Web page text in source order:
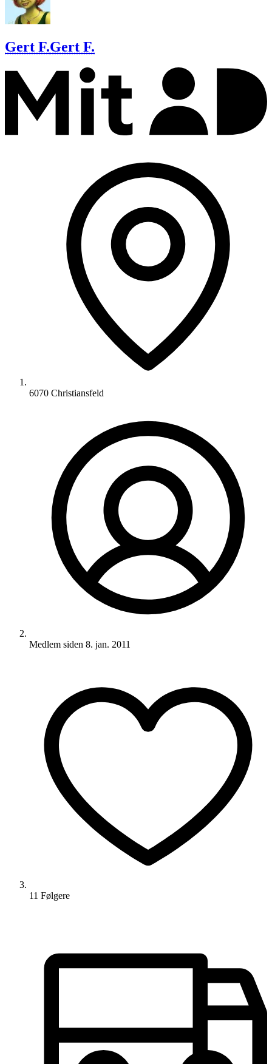
Gert F.Gert F.
6070 Christiansfeld
Medlem siden 8. jan. 2011
11 Følgere